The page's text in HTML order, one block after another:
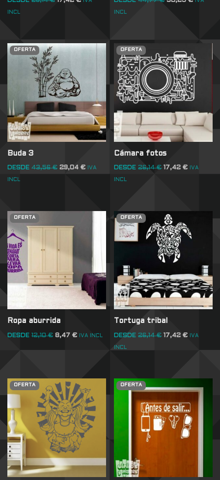
INCL INCL
OFERTA
Buda 3
DESDE 43,56€ 29,04 € IVA
INCL
OFERTA
Cámara fotos
DESDE 26,14€ 17,42€ IVA
INCL
OFERTA
Ropa aburrida
DESDE 12,10€ 8,47 € IVA INCL
OFERTA
Tortuga tribal
DESDE 26,14€ 17,42€ IVA
INCL
OFERTA OFERTA